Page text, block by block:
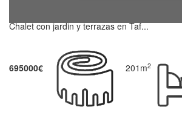
Chalet con jardin y terrazas en Taf...
695000€ 201m2